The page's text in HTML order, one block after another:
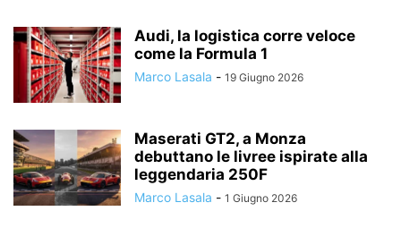
Audi, la logistica corre veloce
come la Formula 1
Marco Lasala - 19 Giugno 2026
Maserati GT2, a Monza
debuttano le livree ispirate alla
leggendaria 250F
Marco Lasala - 1 Giugno 2026